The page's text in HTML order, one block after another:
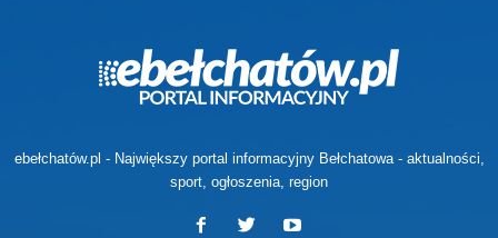
ebełchatów.pl - Największy portal informacyjny Bełchatowa - aktualności,
sport, ogłoszenia, region